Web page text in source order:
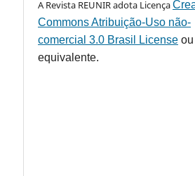
A Revista REUNIR adota Licença
Commons Atribuição-Uso não-
comercial 3.0 Brasil License
equivalente.